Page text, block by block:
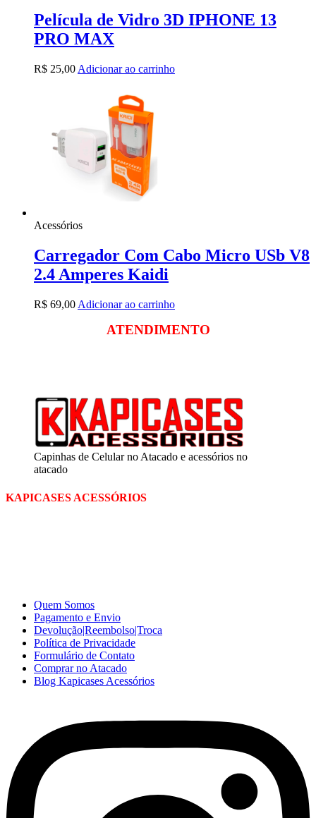
Película de Vidro 3D IPHONE 13
PRO MAX
R$ 25,00 Adicionar ao carrinho
Acessórios
Carregador Com Cabo Micro USb V8
2.4 Amperes Kaidi
R$ 69,00 Adicionar ao carrinho
ATENDIMENTO
Capinhas de Celular no Atacado e acessórios no
atacado
KAPICASES ACESSÓRIOS
Quem Somos
Pagamento e Envio
Devolução|Reembolso|Troca
Política de Privacidade
Formulário de Contato
Comprar no Atacado
Blog Kapicases Acessórios